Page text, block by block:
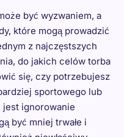
być wyzwaniem, a
które mogą prowadzić
z najczęstszych
do jakich celów torba
się, czy potrzebujesz
sportowego lub
jest ignorowanie
być mniej trwałe i